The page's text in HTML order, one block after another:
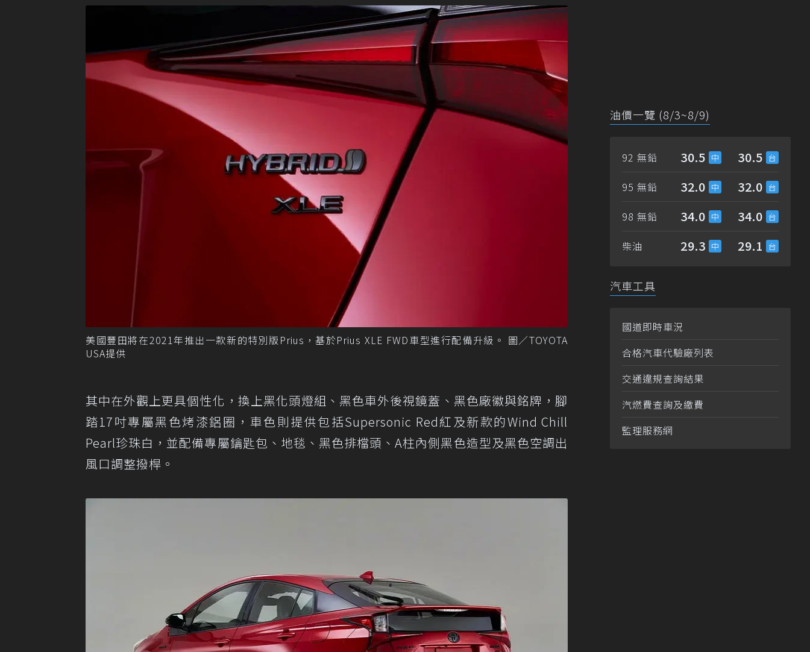
美國豐田將在2021年推出一款新的特別版Prius，基於Prius XLE FWD車型進行配備升級。 圖／TOYOTA
USA提供
其中在外觀上更具個性化，換上黑化頭燈組、黑色車外後視鏡蓋、黑色廠徽與銘牌，腳
踏17吋專屬黑色烤漆鋁圈，車色則提供包括Supersonic Red紅及新款的Wind Chill
Pearl珍珠白，並配備專屬鑰匙包、地毯、黑色排檔頭、A柱內側黑色造型及黑色空調出
風口調整撥桿。
油價一覽 (8/3~8/9)
92 無鉛 30.5 30.5
95 無鉛 32.0 32.0
98 無鉛 34.0 34.0
柴油 29.3 29.1
汽車工具
國道即時車況
合格汽車代驗廠列表
交通違規查詢結果
汽燃費查詢及繳費
監理服務網